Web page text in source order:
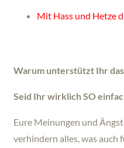
Mit Hass und Hetze
Warum unterstützt Ihr
Seid Ihr wirklich SO
Eure Meinungen und
verhindern alles, was auch